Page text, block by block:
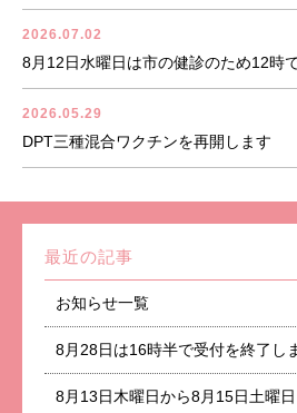
2026.07.02
8月12日水曜日は市の健診のため12時
2026.05.29
DPT三種混合ワクチンを再開します
最近の記事
お知らせ一覧
8月28日は16時半で受付を終了し
8月13日木曜日から8月15日土曜